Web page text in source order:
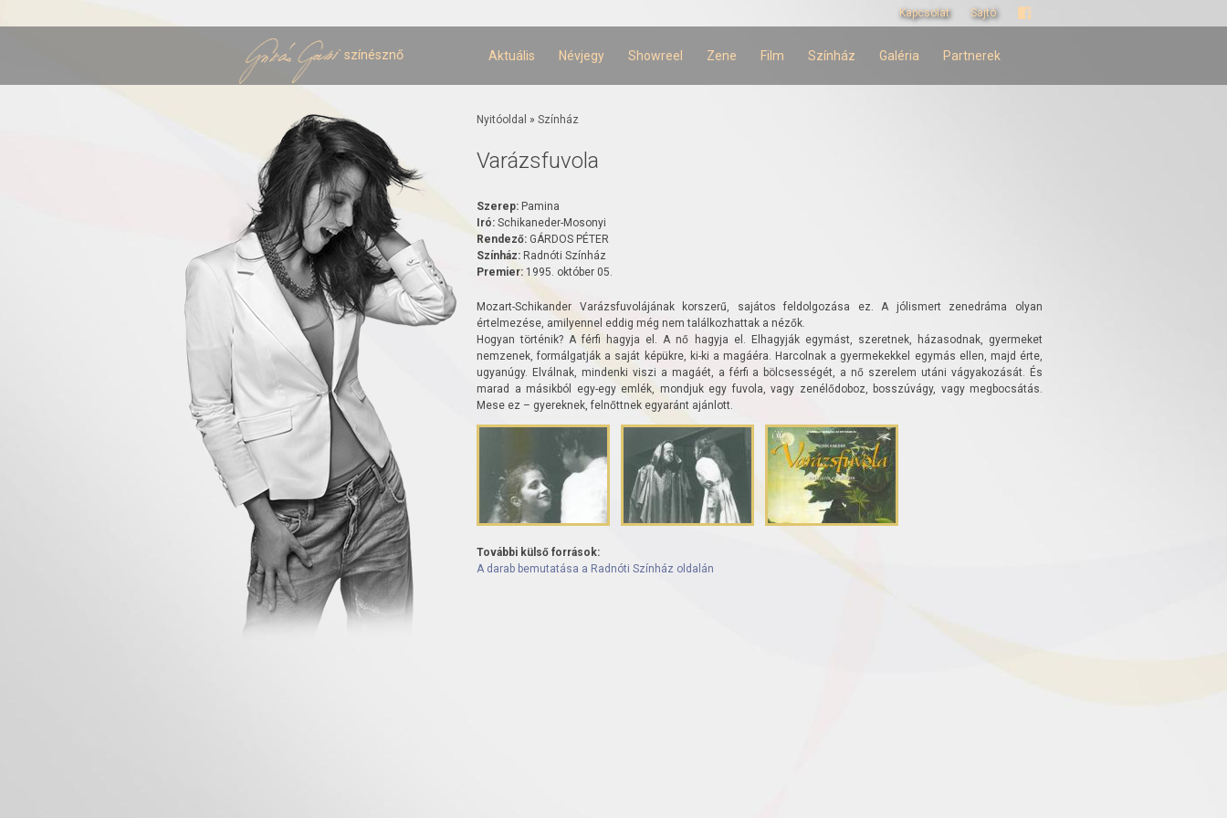
tartalomra
Kapcsolat Sajtó
színésznő Aktuális Névjegy Showreel Zene Film Színház Galéria Partnerek
Jelenlegi hely
Nyitóoldal » Színház
Varázsfuvola
Szerep: Pamina
Iró: Schikaneder-Mosonyi
Rendező: GÁRDOS PÉTER
Színház: Radnóti Színház
Premier: 1995. október 05.
Mozart-Schikander Varázsfuvolájának korszerű, sajátos feldolgozása ez. A jólismert zenedráma olyan
értelmezése, amilyennel eddig még nem találkozhattak a nézők.
Hogyan történik? A férfi hagyja el. A nő hagyja el. Elhagyják egymást, szeretnek, házasodnak, gyermeket
nemzenek, formálgatják a saját képükre, ki-ki a magáéra. Harcolnak a gyermekekkel egymás ellen, majd érte,
ugyanúgy. Elválnak, mindenki viszi a magáét, a férfi a bölcsességét, a nő szerelem utáni vágyakozását. És
marad a másikból egy-egy emlék, mondjuk egy fuvola, vagy zenélődoboz, bosszúvágy, vagy megbocsátás.
Mese ez – gyereknek, felnőttnek egyaránt ajánlott.
További külső források:
A darab bemutatása a Radnóti Színház oldalán